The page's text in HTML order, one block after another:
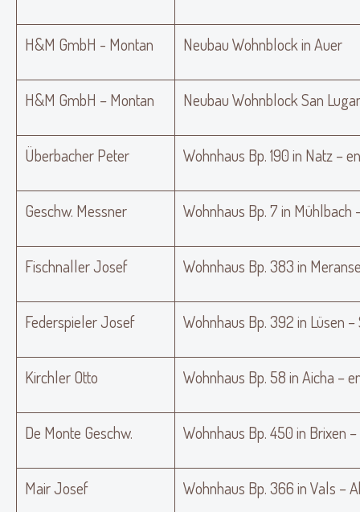
H&M GmbH - Montan Neubau Wohnblock in Auer
H&M GmbH – Montan Neubau Wohnblock San
Überbacher Peter Wohnhaus Bp. 190 in Natz –
Geschw. Messner Wohnhaus Bp. 7 in
Fischnaller Josef Wohnhaus Bp. 383 in
Federspieler Josef Wohnhaus Bp. 392 in Lüsen
Kirchler Otto Wohnhaus Bp. 58 in Aicha –
De Monte Geschw. Wohnhaus Bp. 450 in Brixen
Mair Josef Wohnhaus Bp. 366 in Vals –